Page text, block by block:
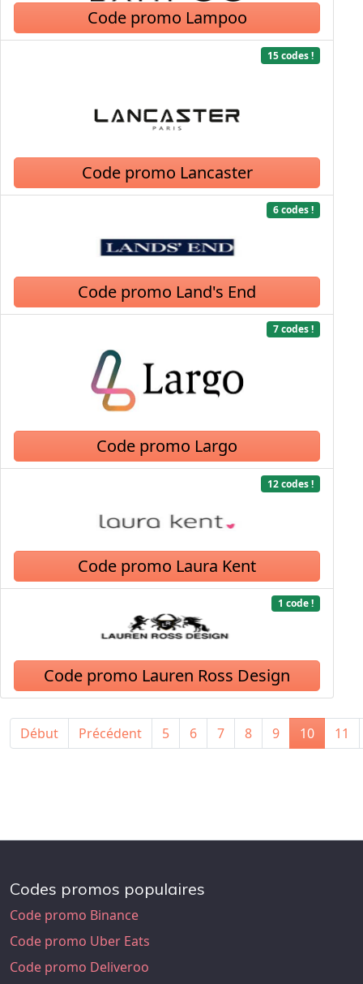
Code promo Lampoo
15 codes !
Code promo Lancaster
6 codes !
Code promo Land's End
7 codes !
Code promo Largo
12 codes !
Code promo Laura Kent
1 code !
Code promo Lauren Ross Design
Début Précédent 5 6 7 8 9 10 11
Codes promos populaires
Code promo Binance
Code promo Uber Eats
Code promo Deliveroo